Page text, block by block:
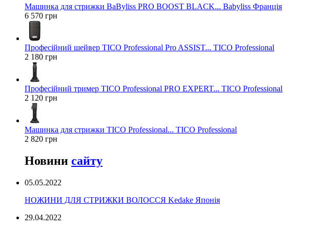
Машинка для стрижки BaByliss PRO BOOST BLACK... Babyliss Франція
6 570 грн
Професійний шейвер TICO Professional Pro ASSIST... TICO Professional
2 180 грн
Професійний тример TICO Professional PRO EXPERT... TICO Professional
2 120 грн
Машинка для стрижки TICO Professional... TICO Professional
2 820 грн
Новини сайту
05.05.2022
НОЖИНИ ДЛЯ СТРИЖКИ ВОЛОССЯ Kedake Японія
29.04.2022